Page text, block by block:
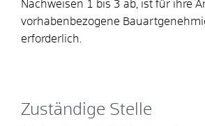
Nachweisen 1 bis 3 ab, ist für ihre
vorhabenbezogene
erforderlich.
Zuständige Stelle